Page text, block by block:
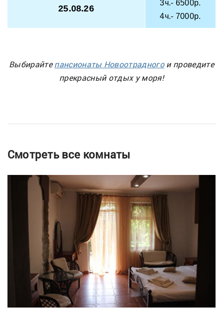
25.08.26
3ч.- 6500р.
4ч.- 7000р.
Выбирайтепансионаты Новоотрадногои проведите
прекрасный отдых у моря!
Смотреть все комнаты